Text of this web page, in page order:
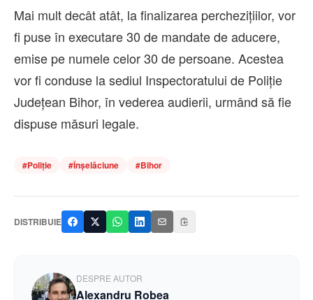
Mai mult decât atât, la finalizarea perchezițiilor, vor
fi puse în executare 30 de mandate de aducere,
emise pe numele celor 30 de persoane. Acestea
vor fi conduse la sediul Inspectoratului de Poliție
Județean Bihor, în vederea audierii, urmând să fie
dispuse măsuri legale.
#Poliție #Înșelăciune #Bihor
DISTRIBUIE
DESPRE AUTOR
Alexandru Robea